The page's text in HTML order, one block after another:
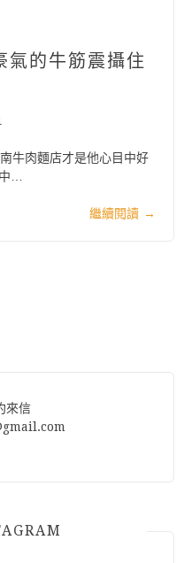
的牛筋震攝住
牛肉麵店才是他心目中好
…
繼續閱讀 →
來信